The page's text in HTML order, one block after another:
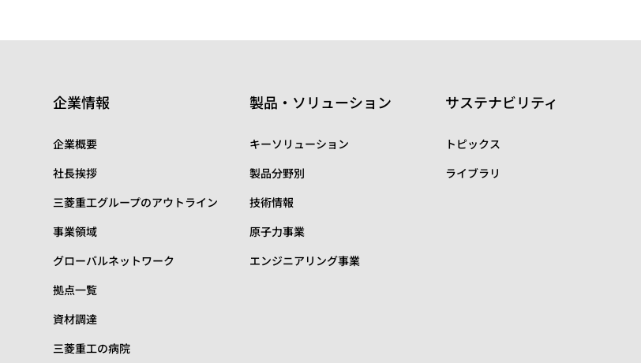
企業情報
企業概要
社長挨拶
三菱重工グループのアウトライン
事業領域
グローバルネットワーク
拠点一覧
資材調達
三菱重工の病院
製品・ソリューション
キーソリューション
製品分野別
技術情報
原子力事業
エンジニアリング事業
サステナビリティ
トピックス
ライブラリ